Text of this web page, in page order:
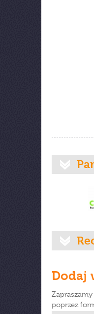
Dodaj
poprzez